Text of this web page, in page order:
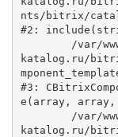
nts/bitrix/
#2:
katalog.ru/
#3:
e(array,
katalog.ru/